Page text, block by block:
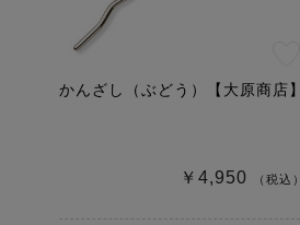
かんざし（ぶどう）【大原商店】
￥4,950 （税込）